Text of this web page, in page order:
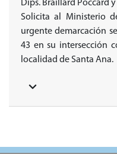
Dips. Braillard Poccard
Solicita al Ministerio
urgente demarcación
43 en su intersección
localidad de Santa Ana.